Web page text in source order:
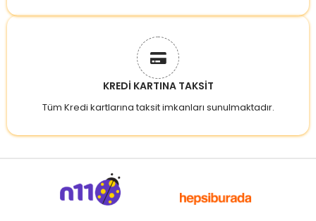
KREDİ KARTINA TAKSİT
Tüm Kredi kartlarına taksit imkanları sunulmaktadır.